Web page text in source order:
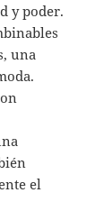
y poder.
una
el